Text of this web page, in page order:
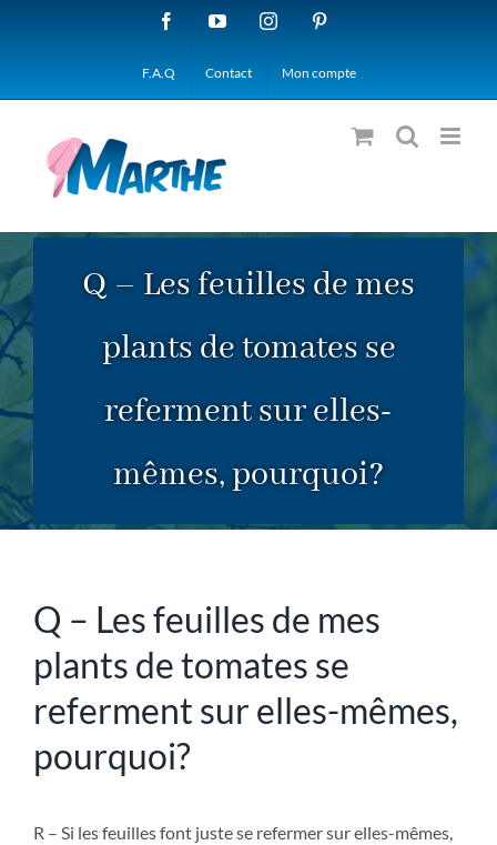
FacebookYouTubeInstagram
F.A.Q Contact Mon compte
Q – Les feuilles de mes
plants de tomates se
referment sur elles-
mêmes, pourquoi?
Q – Les feuilles de mes
plants de tomates se
referment sur elles-mêmes,
pourquoi?
R – Si les feuilles font juste se refermer sur elles-mêmes,